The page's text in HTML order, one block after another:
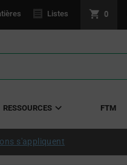
Listes 0
RESSOURCES FTM
s'appliquent